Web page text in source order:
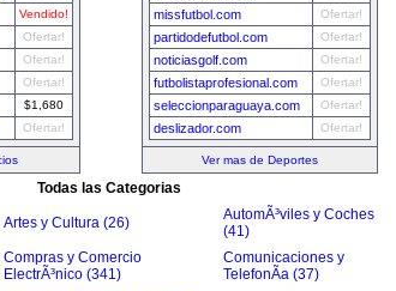
Vendido!
Ofertar!
Ofertar!
Ofertar!
$1,680
Ofertar!
missfutbol.com Ofertar!
partidodefutbol.com Ofertar!
noticiasgolf.com Ofertar!
futbolistaprofesional.com Ofertar!
seleccionparaguaya.com Ofertar!
deslizador.com Ofertar!
Ver mas de Deportes
Todas las Categorias
Artes y Cultura (26)
AutomÃ³viles y Coches
(41)
Compras y Comercio
ElectrÃ³nico (341)
Comunicaciones y
TelefonÃ­a (37)